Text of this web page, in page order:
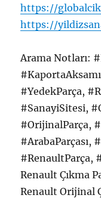
https://
https://
Arama Notları:
#YedekParça,
#SanayiSitesi,
#OrijinalParça,
#ArabaParçası,
#RenaultParça,
Renault Çıkma
Renault Orijinal